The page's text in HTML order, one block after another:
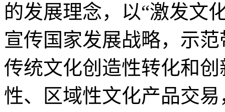
的发展理念，以“激发文
宣传国家发展战略，示
传统文化创造性转化和
性、区域性文化产品交